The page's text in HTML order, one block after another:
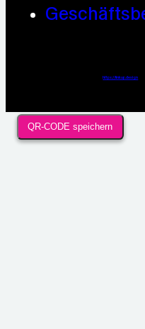
https://linkup.design
QR-CODE speichern